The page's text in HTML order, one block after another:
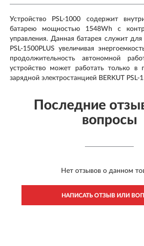
Устройство PSL-1000 содержит
батарею мощностью 1548Wh c
управления. Данная батарея служит для
PSL-1500PLUS увеличивая
продолжительность автономной
устройство может работать только в
зарядной электростанцией BERKUT PSL-
Последние
вопросы
Нет отзывов о данном
НАПИСАТЬ ОТЗЫВ ИЛИ